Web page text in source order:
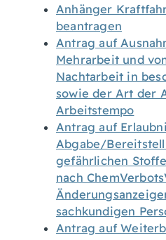
Anhänger
beantragen
Antrag auf
Mehrarbeit und
Nachtarbeit in
sowie der Art der
Arbeitstempo
Antrag auf
Abgabe/
gefährlichen
nach
sachkundigen
Antrag auf